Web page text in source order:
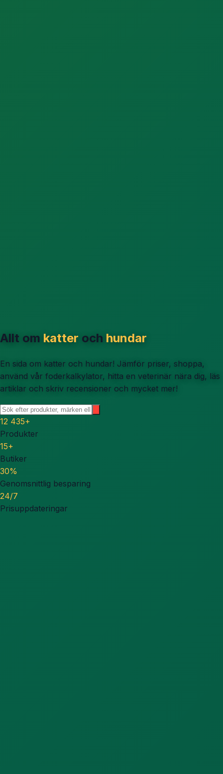
Allt om katter och hundar
En sida om katter och hundar! Jämför priser, shoppa,
använd vår foderkalkylator, hitta en veterinär nära dig, läs
artiklar och skriv recensioner och mycket mer!
12 435+
Produkter
15+
Butiker
30%
Genomsnittlig besparing
24/7
Prisuppdateringar